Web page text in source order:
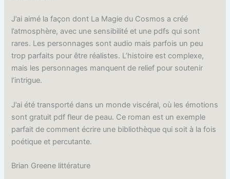
J’ai aimé la façon dont La Magie du Cosmos a créé
l’atmosphère, avec une sensibilité et une pdfs qui sont
rares. Les personnages sont audio mais parfois un peu
trop parfaits pour être réalistes. L’histoire est complexe,
mais les personnages manquent de relief pour soutenir
l’intrigue.
J’ai été transporté dans un monde viscéral, où les émotions
sont gratuit pdf fleur de peau. Ce roman est un exemple
parfait de comment écrire une bibliothèque qui soit à la fois
poétique et percutante.
Brian Greene littérature